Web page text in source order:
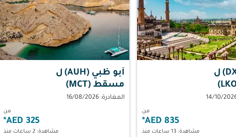
ل
من
835 AED
*
مشاهدة: 13 ساعات منذ
أبو ظبي (AUH)
ل
مسقط (MCT)
المغادرة: 16/08/2026
من
325 AED
*
مشاهدة: 2 ساعات منذ